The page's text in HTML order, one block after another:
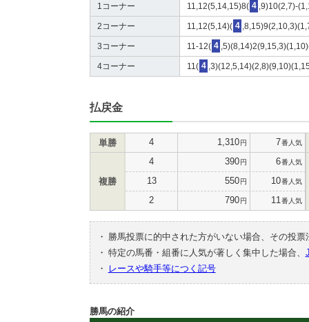
1コーナー 11,12(5,14,15)8( 4 ,9)10(2,7)-
2コーナー 11,12(5,14)( 4
3コーナー 11-12( 4
4コーナー 11( 4
払戻金
単勝 4 1,310円 7番人気
複勝
4 390円 6番人気
13 550円 10番人気
2 790円 11 番人気
・
勝馬投票に的中された方がいない場合、その投
・ 特定の馬番・組番に人気が著しく集中した場合、
・
レースや騎手等につく記号
勝馬の紹介